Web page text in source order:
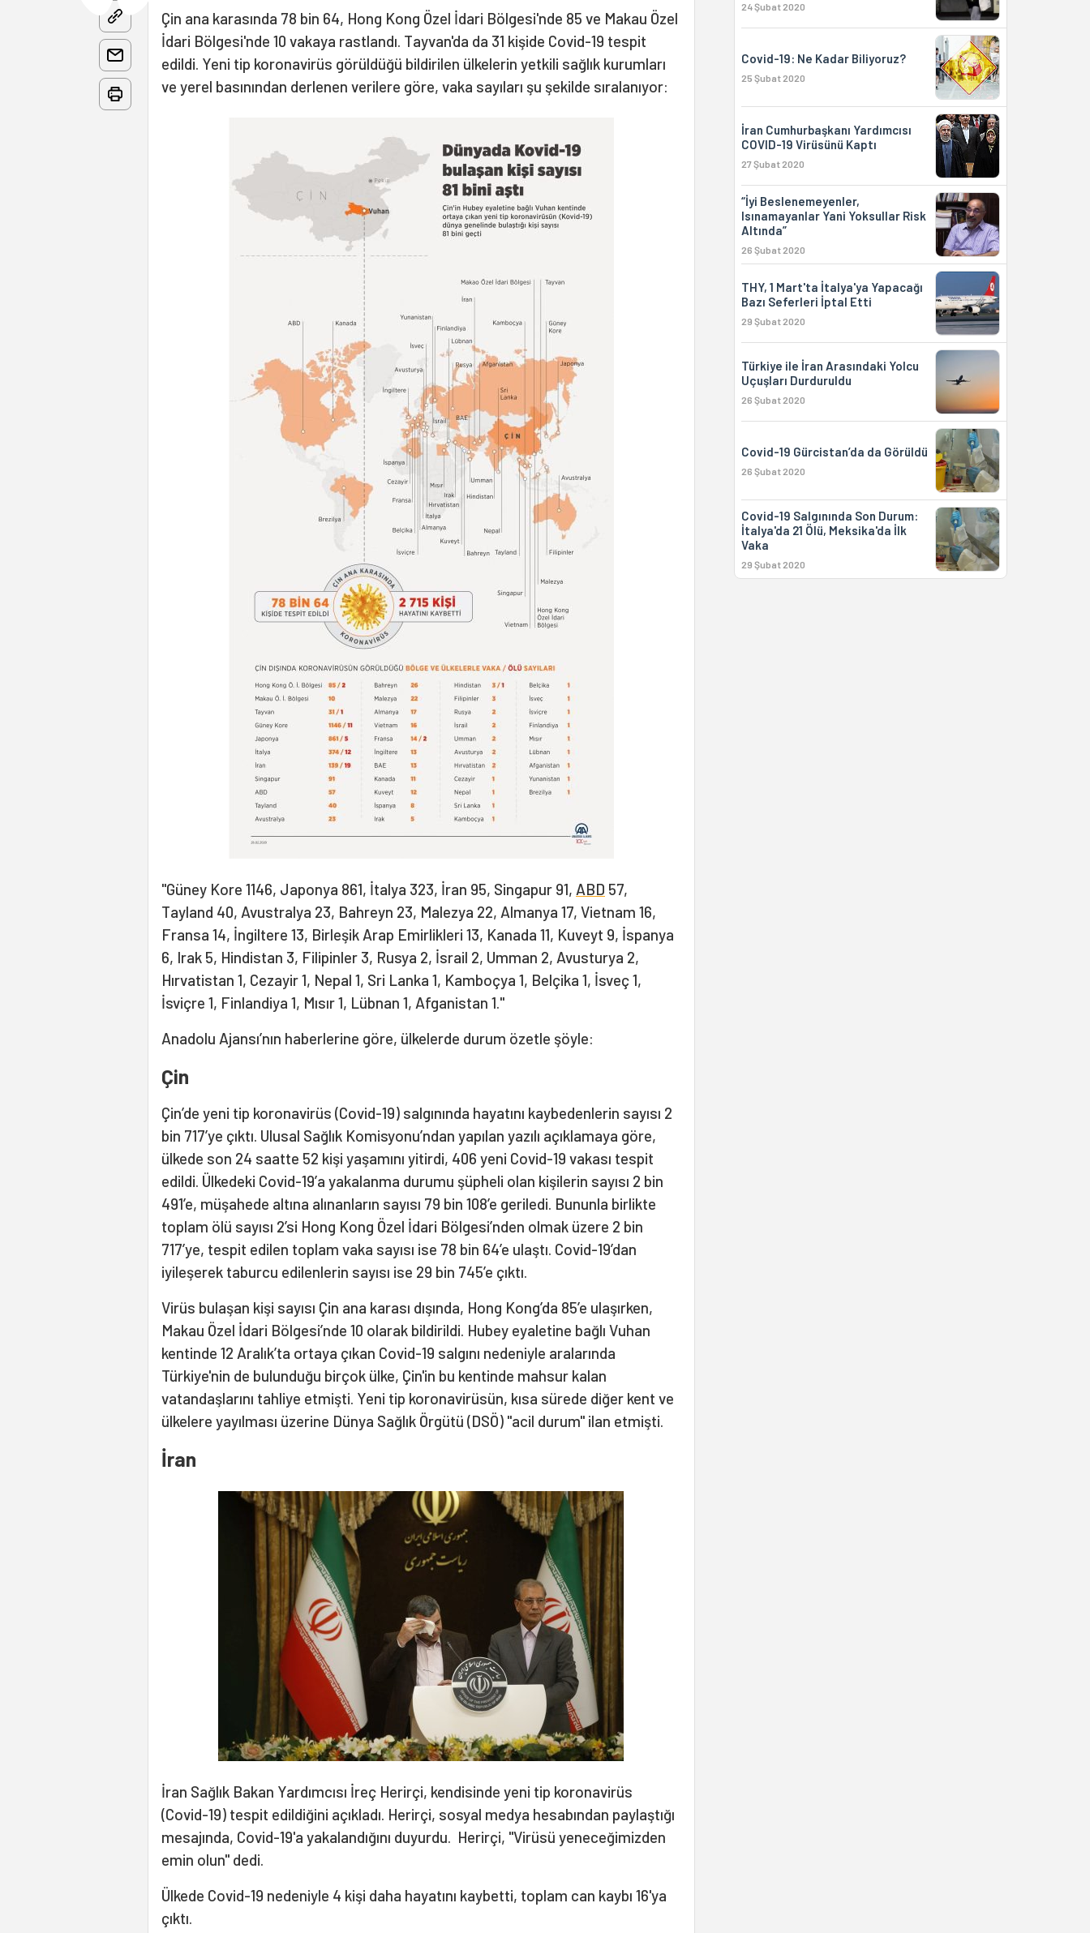
Çin ana karasında 78 bin 64, Hong Kong Özel İdari Bölgesi'nde 85 ve Makau Özel
İdari Bölgesi'nde 10 vakaya rastlandı. Tayvan'da da 31 kişide Covid-19 tespit
edildi. Yeni tip koronavirüs görüldüğü bildirilen ülkelerin yetkili sağlık kurumları
ve yerel basınından derlenen verilere göre, vaka sayıları şu şekilde sıralanıyor:
"Güney Kore 1146, Japonya 861, İtalya 323, İran 95, Singapur 91, ABD 57,
Tayland 40, Avustralya 23, Bahreyn 23, Malezya 22, Almanya 17, Vietnam 16,
Fransa 14, İngiltere 13, Birleşik Arap Emirlikleri 13, Kanada 11, Kuveyt 9, İspanya
6, Irak 5, Hindistan 3, Filipinler 3, Rusya 2, İsrail 2, Umman 2, Avusturya 2,
Hırvatistan 1, Cezayir 1, Nepal 1, Sri Lanka 1, Kamboçya 1, Belçika 1, İsveç 1,
İsviçre 1, Finlandiya 1, Mısır 1, Lübnan 1, Afganistan 1."
Anadolu Ajansı’nın haberlerine göre, ülkelerde durum özetle şöyle:
Çin
Çin’de yeni tip koronavirüs (Covid-19) salgınında hayatını kaybedenlerin sayısı 2
bin 717’ye çıktı. Ulusal Sağlık Komisyonu’ndan yapılan yazılı açıklamaya göre,
ülkede son 24 saatte 52 kişi yaşamını yitirdi, 406 yeni Covid-19 vakası tespit
edildi. Ülkedeki Covid-19’a yakalanma durumu şüpheli olan kişilerin sayısı 2 bin
491’e, müşahede altına alınanların sayısı 79 bin 108’e geriledi. Bununla birlikte
toplam ölü sayısı 2’si Hong Kong Özel İdari Bölgesi’nden olmak üzere 2 bin
717’ye, tespit edilen toplam vaka sayısı ise 78 bin 64’e ulaştı. Covid-19’dan
iyileşerek taburcu edilenlerin sayısı ise 29 bin 745’e çıktı.
Virüs bulaşan kişi sayısı Çin ana karası dışında, Hong Kong’da 85’e ulaşırken,
Makau Özel İdari Bölgesi’nde 10 olarak bildirildi. Hubey eyaletine bağlı Vuhan
kentinde 12 Aralık’ta ortaya çıkan Covid-19 salgını nedeniyle aralarında
Türkiye'nin de bulunduğu birçok ülke, Çin'in bu kentinde mahsur kalan
vatandaşlarını tahliye etmişti. Yeni tip koronavirüsün, kısa sürede diğer kent ve
ülkelere yayılması üzerine Dünya Sağlık Örgütü (DSÖ) "acil durum" ilan etmişti.
İran
İran Sağlık Bakan Yardımcısı İreç Herirçi, kendisinde yeni tip koronavirüs
(Covid-19) tespit edildiğini açıkladı. Herirçi, sosyal medya hesabından paylaştığı
mesajında, Covid-19'a yakalandığını duyurdu. Herirçi, "Virüsü yeneceğimizden
emin olun" dedi.
Ülkede Covid-19 nedeniyle 4 kişi daha hayatını kaybetti, toplam can kaybı 16'ya
çıktı.
24 Şubat 2020
Covid-19: Ne Kadar Biliyoruz?
25 Şubat 2020
İran Cumhurbaşkanı Yardımcısı
COVID-19 Virüsünü Kaptı
27 Şubat 2020
“İyi Beslenemeyenler,
Isınamayanlar Yani Yoksullar Risk
Altında”
26 Şubat 2020
THY, 1 Mart'ta İtalya'ya Yapacağı
Bazı Seferleri İptal Etti
29 Şubat 2020
Türkiye ile İran Arasındaki Yolcu
Uçuşları Durduruldu
26 Şubat 2020
Covid-19 Gürcistan’da da Görüldü
26 Şubat 2020
Covid-19 Salgınında Son Durum:
İtalya'da 21 Ölü, Meksika'da İlk
Vaka
29 Şubat 2020